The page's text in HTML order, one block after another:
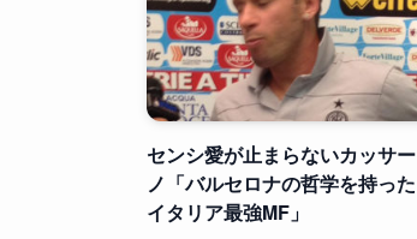
センシ愛が止まらないカッサー
ノ「バルセロナの哲学を持った
イタリア最強MF」